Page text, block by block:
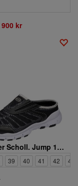
900 kr
Sandaler Scholl. Jump 15147443 6
39 40 41 42 43